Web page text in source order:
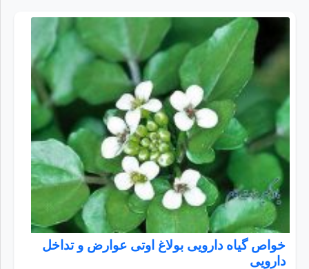
خواص گیاه دارویی بولاغ اوتی عوارض و تداخل
دارویی